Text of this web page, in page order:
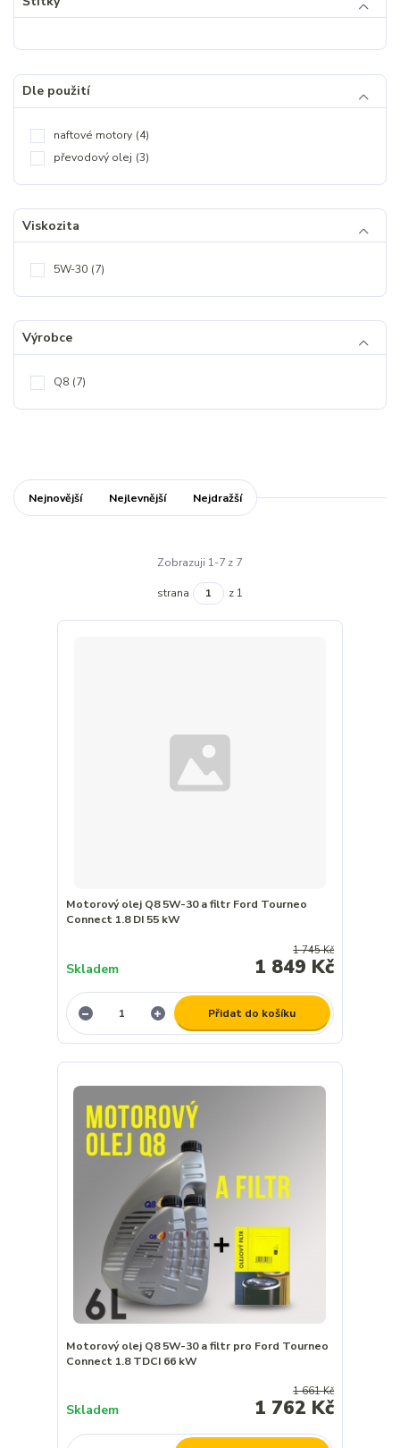
Dle použití
naftové motory (4)
převodový olej (3)
Viskozita
5W-30 (7)
Výrobce
Q8 (7)
Nejnovější Nejlevnější Nejdražší
Zobrazuji 1-7 z 7
strana z 1
Motorový olej Q8 5W-30 a filtr Ford Tourneo
Connect 1.8 DI 55 kW
1 745 Kč
1 849 Kč
Skladem
Přidat do košíku
Motorový olej Q8 5W-30 a filtr pro Ford Tourneo
Connect 1.8 TDCI 66 kW
1 661 Kč
1 762 Kč
Skladem